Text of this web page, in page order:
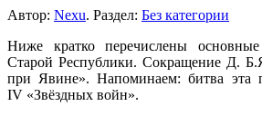
Автор: Nexu. Раздел: Без категории
Ниже кратко перечислены
Старой Республики. Сокращение Д.
при Явине». Напоминаем: битва эта
IV «Звёздных войн».